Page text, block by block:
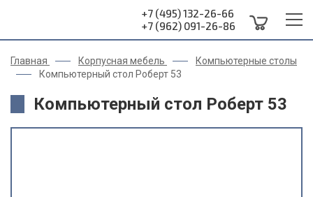
+7 (495) 132-26-66
+7 (962) 091-26-86
Главная Корпусная мебель
Компьютерные столы
Компьютерный стол Роберт 53
Компьютерный стол Роберт 53